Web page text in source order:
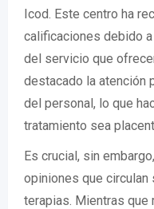
Icod. Este centro ha
calificaciones debido
del servicio que
destacado la atención
del personal, lo que
tratamiento sea
Es crucial, sin
opiniones que
terapias. Mientras que